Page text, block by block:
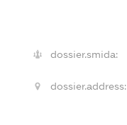
dossier.smida:
dossier.address: